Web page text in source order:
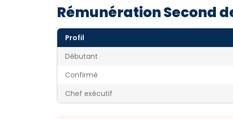
Rémunération Second
Profil
Débutant
Confirmé
Chef exécutif